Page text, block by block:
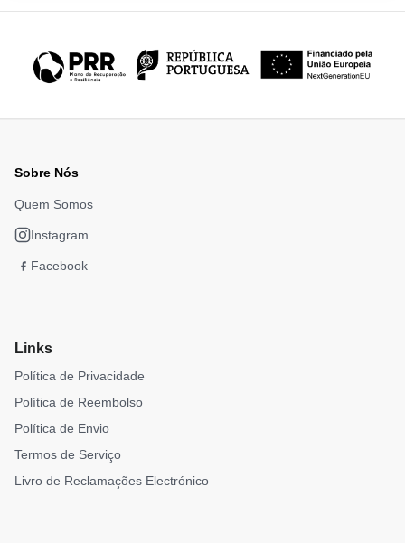
Sobre Nós
Quem Somos
Instagram
Facebook
Links
Política de Privacidade
Política de Reembolso
Política de Envio
Termos de Serviço
Livro de Reclamações Electrónico